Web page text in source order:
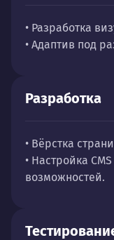
• Разработка
• Адаптив под
Разработка
• Вёрстка
• Настройка
возможностей.